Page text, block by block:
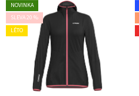
NOVINKA
SLEVA 20 %
LÉTO